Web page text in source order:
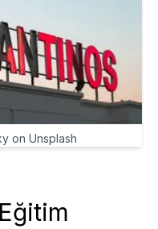
on Unsplash